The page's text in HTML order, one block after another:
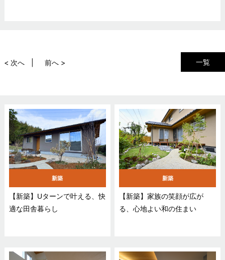
一覧
< 次へ 前へ >
新築
【新築】Uターンで叶える、快
適な田舎暮らし
新築
【新築】家族の笑顔が広が
る、心地よい和の住まい